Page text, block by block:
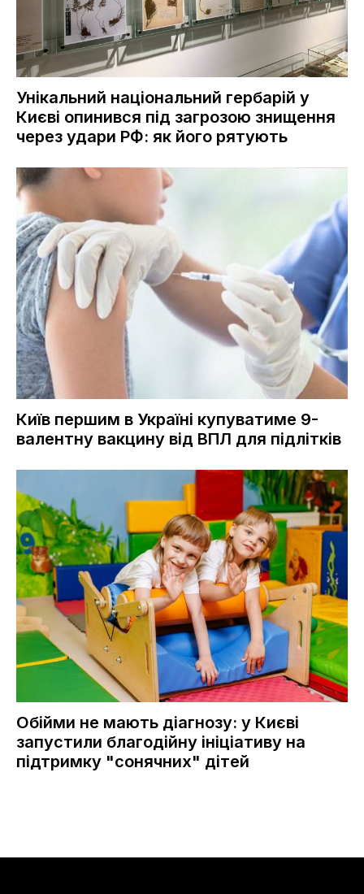
Унікальний національний гербарій у
Києві опинився під загрозою знищення
через удари РФ: як його рятують
Київ першим в Україні купуватиме 9-
валентну вакцину від ВПЛ для підлітків
Обійми не мають діагнозу: у Києві
запустили благодійну ініціативу на
підтримку "сонячних" дітей